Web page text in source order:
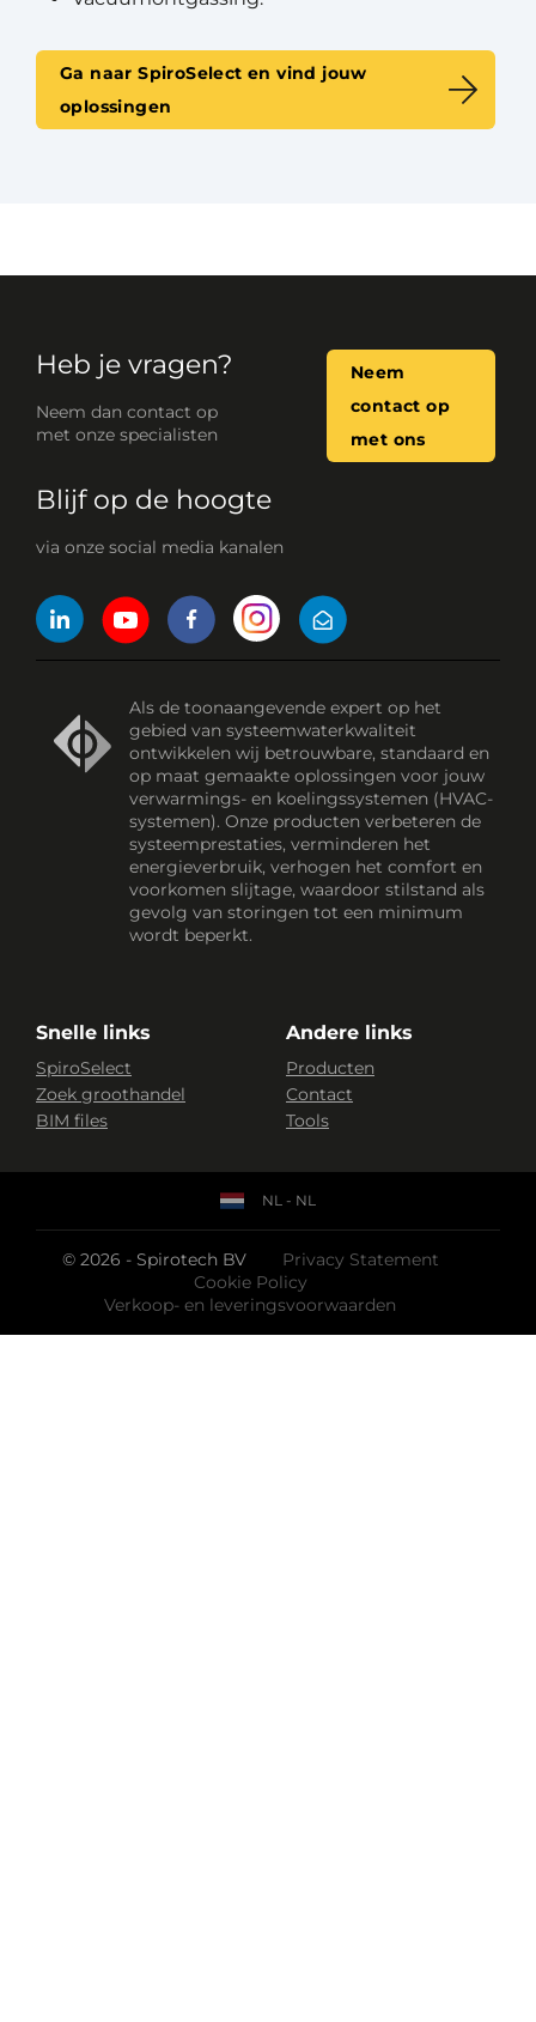
Ga naar SpiroSelect en vind jouw
oplossingen
Heb je vragen?
Neem dan contact op
met onze specialisten
Neem
contact op
met ons
Blijf op de hoogte
via onze social media kanalen
Als de toonaangevende expert op het
gebied van systeemwaterkwaliteit
ontwikkelen wij betrouwbare, standaard en
op maat gemaakte oplossingen voor jouw
verwarmings- en koelingssystemen (HVAC-
systemen). Onze producten verbeteren de
systeemprestaties, verminderen het
energieverbruik, verhogen het comfort en
voorkomen slijtage, waardoor stilstand als
gevolg van storingen tot een minimum
wordt beperkt.
Snelle links
SpiroSelect
Zoek groothandel
BIM files
Andere links
Producten
Contact
Tools
© 2026 - Spirotech BV
Privacy Statement
Cookie Policy
Verkoop- en leveringsvoorwaarden
NL - NL